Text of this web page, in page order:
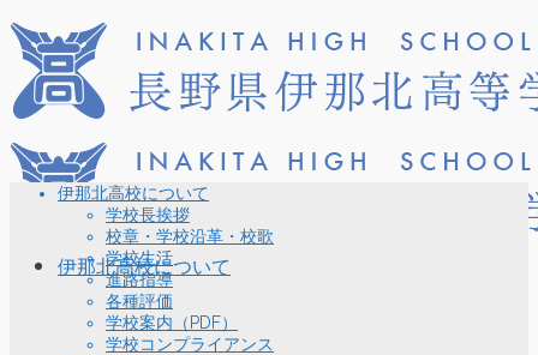
伊那北高校について
伊那北高校について
学校長挨拶
校章・学校沿革・校歌
学校生活
進路指導
各種評価
学校案内（PDF）
学校コンプライアンス